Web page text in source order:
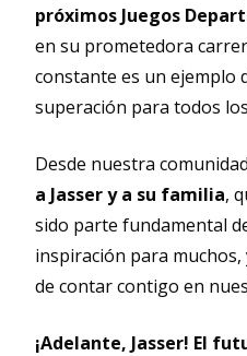
próximos Juegos
en su prometedora
constante es un ejemplo
superación para todos
Desde nuestra
a Jasser y a su familia,
sido parte fundamental
inspiración para
de contar contigo en
¡Adelante, Jasser! El